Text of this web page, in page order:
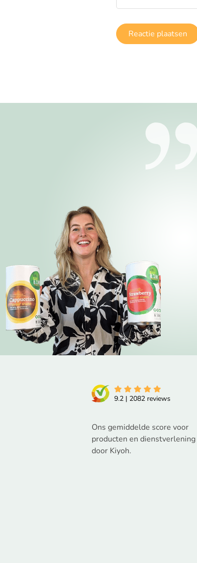
9.2 | 2082 reviews
Ons gemiddelde score voor
producten en dienstverlening
door Kiyoh.